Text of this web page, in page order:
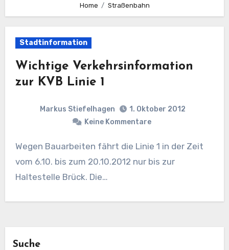
Home Straßenbahn
Stadtinformation
Wichtige Verkehrsinformation
zur KVB Linie 1
Markus Stiefelhagen
1. Oktober 2012
Keine Kommentare
Wegen Bauarbeiten fährt die Linie 1 in der Zeit
vom 6.10. bis zum 20.10.2012 nur bis zur
Haltestelle Brück. Die…
Suche